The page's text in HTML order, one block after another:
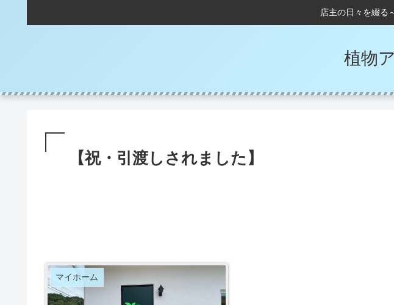
店主の日々を綴る
植物
【祝・引渡しされました】
マイホーム